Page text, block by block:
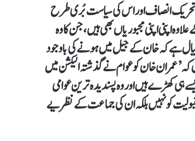
تحریک انصاف اور اس کی سیاست بُری طرح
اپنی اپنی مجبوریاں بھی ہیں، جن کا وہ
خیال ہے کہ خان کے جیل میں ہونے کی باوجود
کہ ’عمران خان کو عوام نے گذشتہ الیکشن میں
کھڑے ہیں اور وہ پسندیدہ ترین عوامی
کو نہیں بلکہ ان کی جماعت کے نظریے